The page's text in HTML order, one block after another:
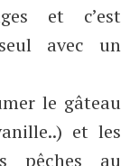
et c’est
avec un
le gâteau
et les
pêches au